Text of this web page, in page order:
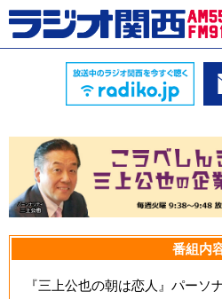
番組内
『三上公也の朝は恋人』パーソ